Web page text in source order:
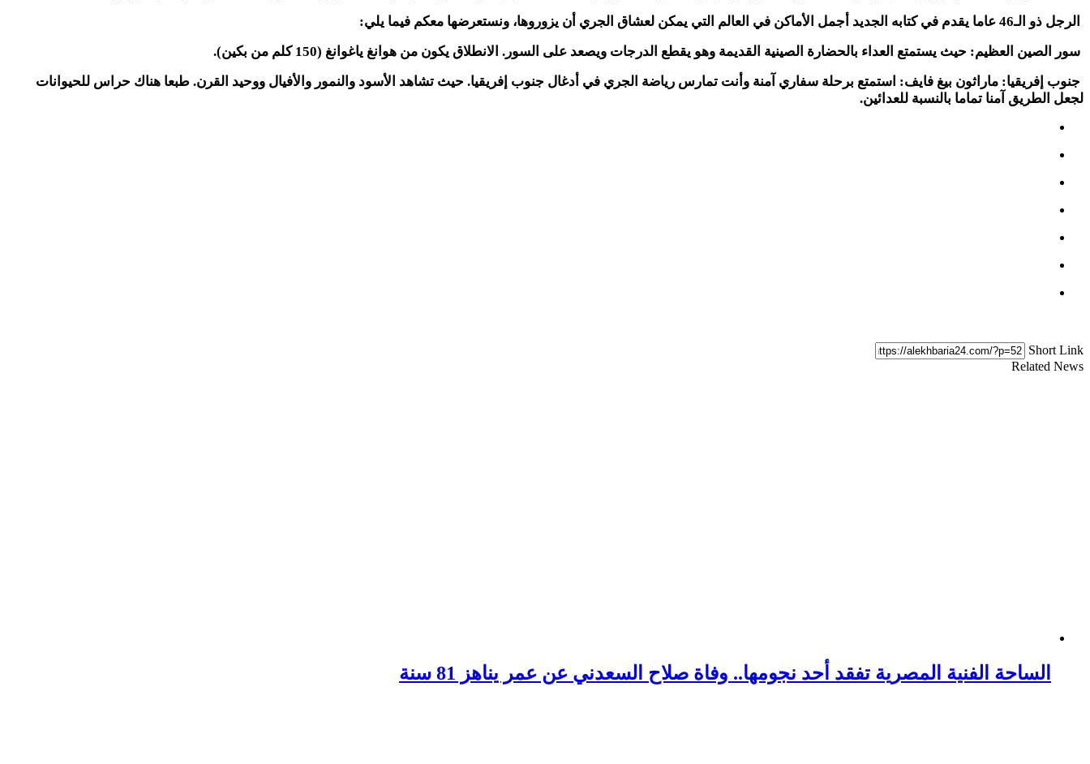
الرجل ذو الـ46 عاما يقدم في كتابه الجديد أجمل الأماكن في العالم التي يمكن لعشاق الجري أن يزوروها، ونستعرضها معكم فيما يلي
:
سور الصين العظيم: حيث يستمتع العداء بالحضارة الصينية القديمة وهو يقطع الدرجات ويصعد على السور. الانطلاق يكون من هوانغ ياغوانغ (150 كلم من بكين
).
جنوب إفريقيا: ماراثون بيغ فايف: استمتع برحلة سفاري آمنة وأنت تمارس رياضة الجري في أدغال جنوب إفريقيا. حيث تشاهد الأسود والنمور والأفيال ووحيد القرن. طبعا هناك حراس للحيوانات
لجعل الطريق آمنا تماما بالنسبة للعدائين.
Short Link
Related News
الساحة الفنية المصرية تفقد أحد نجومها.. وفاة صلاح السعدني عن عمر يناهز 81 سنة